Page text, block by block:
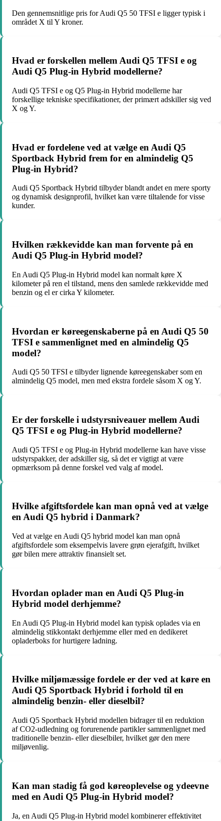
Den gennemsnitlige pris for Audi Q5 50 TFSI e ligger typisk i
området X til Y kroner.
Hvad er forskellen mellem Audi Q5 TFSI e og
Audi Q5 Plug-in Hybrid modellerne?
Audi Q5 TFSI e og Q5 Plug-in Hybrid modellerne har
forskellige tekniske specifikationer, der primært adskiller sig ved
X og Y.
Hvad er fordelene ved at vælge en Audi Q5
Sportback Hybrid frem for en almindelig Q5
Plug-in Hybrid?
Audi Q5 Sportback Hybrid tilbyder blandt andet en mere sporty
og dynamisk designprofil, hvilket kan være tiltalende for visse
kunder.
Hvilken rækkevidde kan man forvente på en
Audi Q5 Plug-in Hybrid model?
En Audi Q5 Plug-in Hybrid model kan normalt køre X
kilometer på ren el tilstand, mens den samlede rækkevidde med
benzin og el er cirka Y kilometer.
Hvordan er køreegenskaberne på en Audi Q5 50
TFSI e sammenlignet med en almindelig Q5
model?
Audi Q5 50 TFSI e tilbyder lignende køreegenskaber som en
almindelig Q5 model, men med ekstra fordele såsom X og Y.
Er der forskelle i udstyrsniveauer mellem Audi
Q5 TFSI e og Plug-in Hybrid modellerne?
Audi Q5 TFSI e og Plug-in Hybrid modellerne kan have visse
udstyrspakker, der adskiller sig, så det er vigtigt at være
opmærksom på denne forskel ved valg af model.
Hvilke afgiftsfordele kan man opnå ved at vælge
en Audi Q5 hybrid i Danmark?
Ved at vælge en Audi Q5 hybrid model kan man opnå
afgiftsfordele som eksempelvis lavere grøn ejerafgift, hvilket
gør bilen mere attraktiv finansielt set.
Hvordan oplader man en Audi Q5 Plug-in
Hybrid model derhjemme?
En Audi Q5 Plug-in Hybrid model kan typisk oplades via en
almindelig stikkontakt derhjemme eller med en dedikeret
opladerboks for hurtigere ladning.
Hvilke miljømæssige fordele er der ved at køre en
Audi Q5 Sportback Hybrid i forhold til en
almindelig benzin- eller dieselbil?
Audi Q5 Sportback Hybrid modellen bidrager til en reduktion
af CO2-udledning og forurenende partikler sammenlignet med
traditionelle benzin- eller dieselbiler, hvilket gør den mere
miljøvenlig.
Kan man stadig få god køreoplevelse og ydeevne
med en Audi Q5 Plug-in Hybrid model?
Ja, en Audi Q5 Plug-in Hybrid model kombinerer effektivitet